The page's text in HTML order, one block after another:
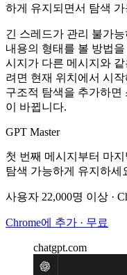
하게 유지되면서 탐색
긴 스레드가 관리 불가
내용의 형태를 볼 방법
시지가 다른 메시지와
려면 현재 위치에서 시
구조적 탐색을 추가하면
이 바뀝니다.
GPT Master
첫 번째 메시지부터 마
탐색 가능하게 유지하세
사용자 22,000명 이상 ·
Chrome에 추가 · 무료
chatgpt.com